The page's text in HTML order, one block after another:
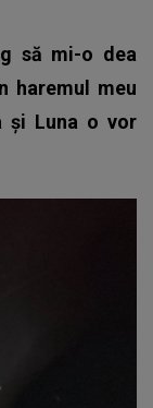
să mi-o dea
haremul meu
și Luna o vor